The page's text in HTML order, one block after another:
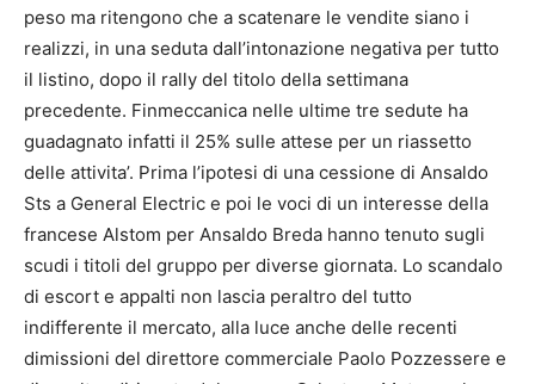
peso ma ritengono che a scatenare le vendite siano i
realizzi, in una seduta dall’intonazione negativa per tutto
il listino, dopo il rally del titolo della settimana
precedente. Finmeccanica nelle ultime tre sedute ha
guadagnato infatti il 25% sulle attese per un riassetto
delle attivita’. Prima l’ipotesi di una cessione di Ansaldo
Sts a General Electric e poi le voci di un interesse della
francese Alstom per Ansaldo Breda hanno tenuto sugli
scudi i titoli del gruppo per diverse giornata. Lo scandalo
di escort e appalti non lascia peraltro del tutto
indifferente il mercato, alla luce anche delle recenti
dimissioni del direttore commerciale Paolo Pozzessere e